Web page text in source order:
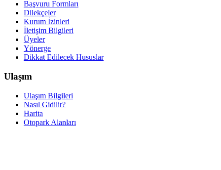
Başvuru Formları
Dilekçeler
Kurum İzinleri
İletişim Bilgileri
Üyeler
Yönerge
Dikkat Edilecek Hususlar
Ulaşım
Ulaşım Bilgileri
Nasıl Gidilir?
Harita
Otopark Alanları